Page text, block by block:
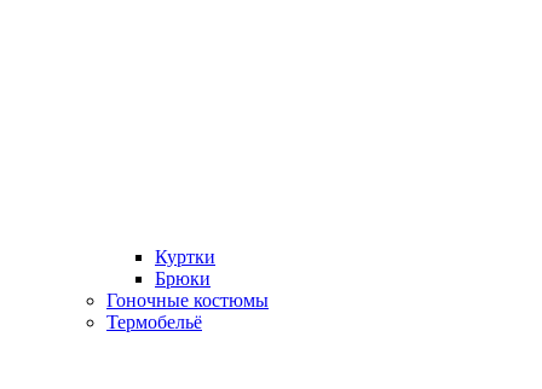
Куртки
Брюки
Гоночные костюмы
Термобельё